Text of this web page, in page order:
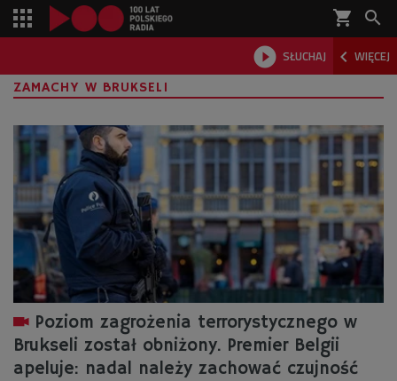
shopping_cart 
 SŁUCHAJ  WIĘCEJ

ZAMACHY W BRUKSELI
Poziom zagrożenia terrorystycznego w
Brukseli został obniżony. Premier Belgii
apeluje: nadal należy zachować czujność